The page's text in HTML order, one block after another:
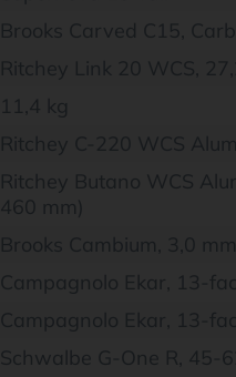
Brooks Carved C15,
11,4 kg
Ritchey Butano WCS
460 mm)
Campagnolo Ekar, 13-
Schwalbe G-One R, 45-